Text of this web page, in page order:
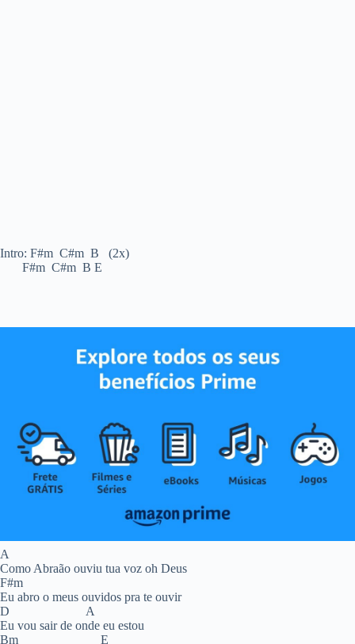
Intro: F#m C#m B (2x)
F#m C#m B E
A
Como Abraão ouviu tua voz oh Deus
F#m
Eu abro o meus ouvidos pra te ouvir
D A
Eu vou sair de onde eu estou
Bm E